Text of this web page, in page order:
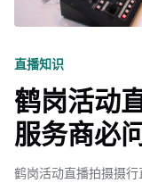
直播知识
鹤岗活动
服务商必
鹤岗活动直播拍摄摄行